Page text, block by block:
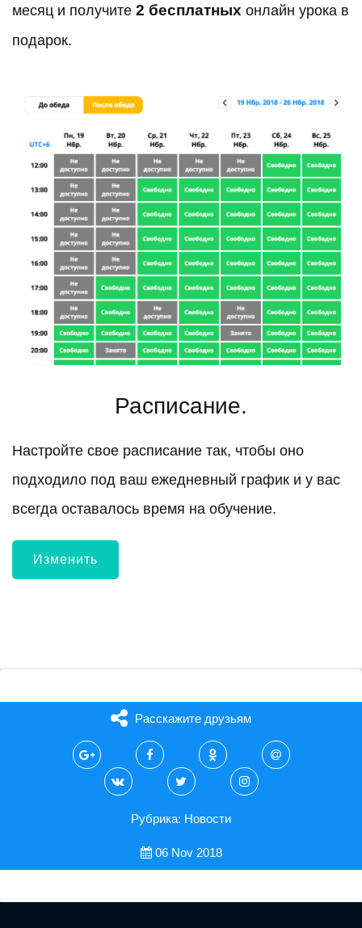
месяц и получите 2 бесплатных онлайн урока в
подарок.
Расписание.
Настройте свое расписание так, чтобы оно
подходило под ваш ежедневный график и у вас
всегда оставалось время на обучение.
Изменить
Расскажите друзьям
Рубрика: Новости
06 Nov 2018